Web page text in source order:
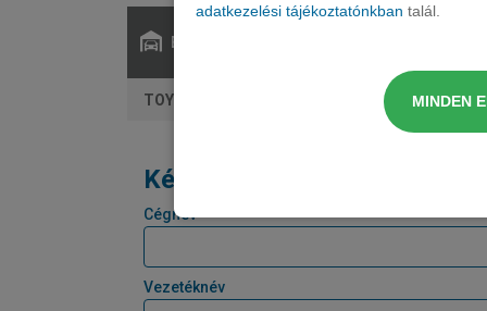
adatkezelési tájékoztatónkban talál.
MINDEN
TOYOTA GR86 coupe 2.4 Executive
Kérjen tőlünk árajánlatot!
Cégnév *
Vezetéknév